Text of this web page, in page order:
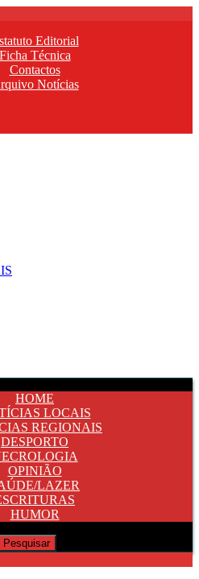
Editorial
Ficha Técnica
Contactos
Notícias
HOME
LOCAIS
REGIONAIS
DESPORTO
OPINIÃO
LAZER
HUMOR